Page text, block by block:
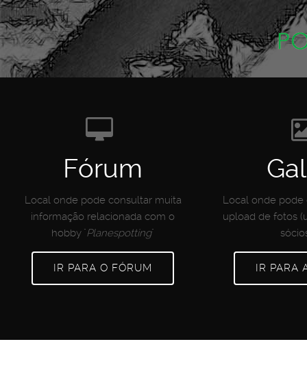
Fórum
Local onde pode consultar muita
informação relacionada com o
hobby "Planespotting"
IR PARA O FÓRUM
Local onde pode
upload de fotos
IR PARA